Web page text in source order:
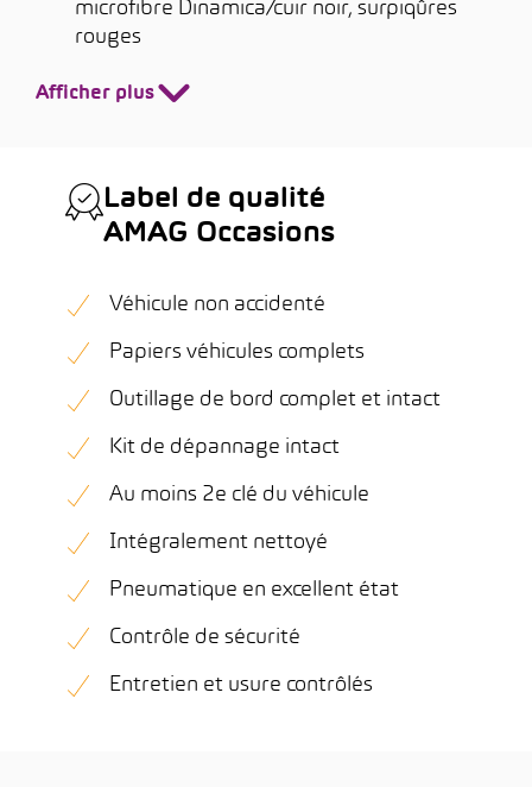
microfibre Dinamica/cuir noir, surpiqûres
rouges
Afficher plus
Label de qualité
AMAG Occasions
Véhicule non accidenté
Papiers véhicules complets
Outillage de bord complet et intact
Kit de dépannage intact
Au moins 2e clé du véhicule
Intégralement nettoyé
Pneumatique en excellent état
Contrôle de sécurité
Entretien et usure contrôlés